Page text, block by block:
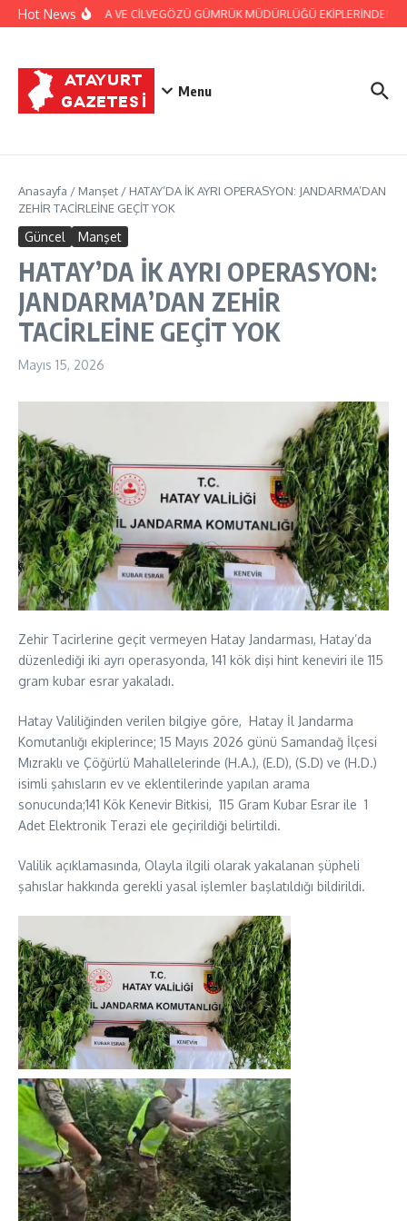
İçeriğe atla
Hot NewsJANDARMA VE CİLVEGÖZÜ GÜMRÜK MÜDÜRLÜĞÜ EKİPLERİNDEN
Menu
Anasayfa / Manşet / HATAY’DA İK AYRI OPERASYON: JANDARMA’DAN
ZEHİR TACİRLEİNE GEÇİT YOK
Güncel Manşet
HATAY’DA İK AYRI OPERASYON:
JANDARMA’DAN ZEHİR
TACİRLEİNE GEÇİT YOK
Mayıs 15, 2026
Zehir Tacirlerine geçit vermeyen Hatay Jandarması, Hatay’da
düzenlediği iki ayrı operasyonda, 141 kök dişi hint keneviri ile 115
gram kubar esrar yakaladı.
Hatay Valiliğinden verilen bilgiye göre, Hatay İl Jandarma
Komutanlığı ekiplerince; 15 Mayıs 2026 günü Samandağ İlçesi
Mızraklı ve Çöğürlü Mahallelerinde (H.A.), (E.D), (S.D) ve (H.D.)
isimli şahısların ev ve eklentilerinde yapılan arama
sonucunda;141 Kök Kenevir Bitkisi, 115 Gram Kubar Esrar ile 1
Adet Elektronik Terazi ele geçirildiği belirtildi.
Valilik açıklamasında, Olayla ilgili olarak yakalanan şüpheli
şahıslar hakkında gerekli yasal işlemler başlatıldığı bildirildi.